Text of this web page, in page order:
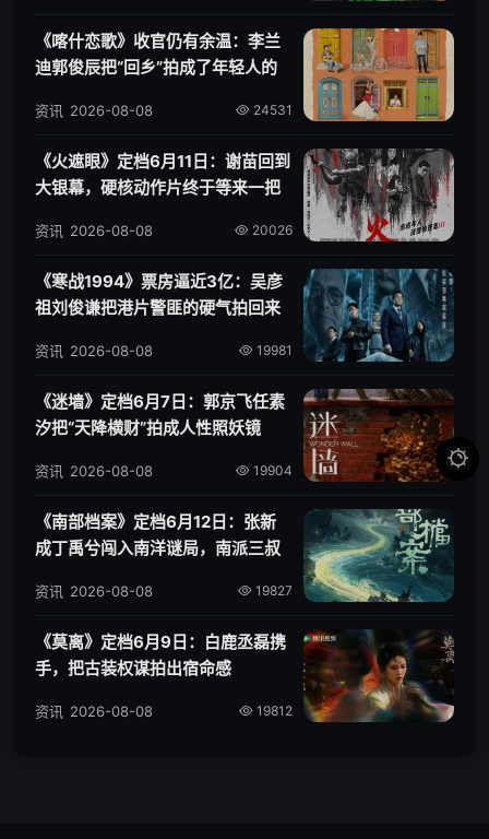
《喀什恋歌》收官仍有余温：李兰
迪郭俊辰把“回乡”拍成了年轻人的
24531
资讯 2026-08-08
《火遮眼》定档6月11日：谢苗回到
大银幕，硬核动作片终于等来一把
20026
资讯 2026-08-08
《寒战1994》票房逼近3亿：吴彦
祖刘俊谦把港片警匪的硬气拍回来
19981
资讯 2026-08-08
《迷墙》定档6月7日：郭京飞任素
汐把“天降横财”拍成人性照妖镜
19904
资讯 2026-08-08
《南部档案》定档6月12日：张新
成丁禹兮闯入南洋谜局，南派三叔
19827
资讯 2026-08-08
《莫离》定档6月9日：白鹿丞磊携
手，把古装权谋拍出宿命感
19812
资讯 2026-08-08
